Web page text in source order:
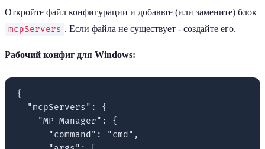
Откройте файл конфигурации и добавьте (или замените) блок
mcpServers . Если файла не существует - создайте его.
Рабочий конфиг для Windows:
{
  "mcpServers": {
    "MP Manager": {
      "command": "cmd",